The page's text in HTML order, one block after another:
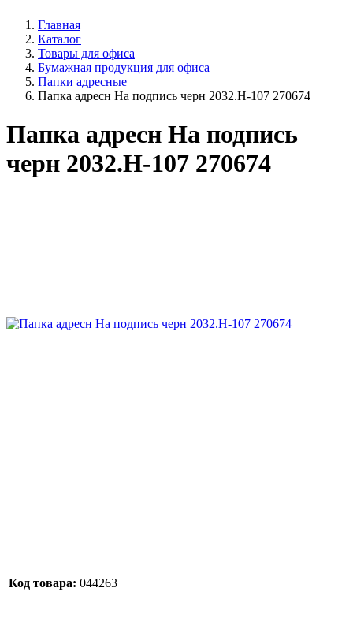
Главная
Каталог
Товары для офиса
Бумажная продукция для офиса
Папки адресные
Папка адресн На подпись черн 2032.Н-107 270674
Папка адресн На подпись
черн 2032.Н-107 270674
Код товара: 044263